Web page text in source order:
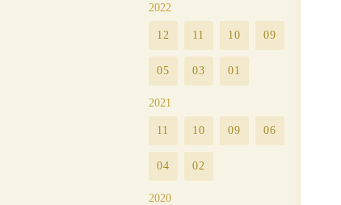
2022
12 11 10 09
05 03 01
2021
11 10 09 06
04 02
2020